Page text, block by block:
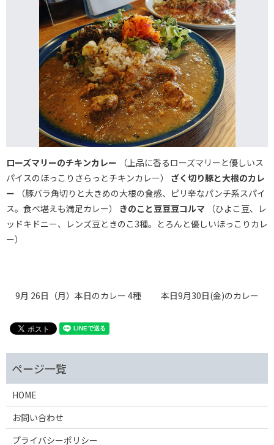
ローズマリーのチキンカレー （上品に香るローズマリーと優しいス
パイスのほっこりさらっとチキンカレー） ざく切り豚と大根のカレ
ー （豚バラ角切りと大きめの大根の食感、ピリ辛なパンチ系スパイ
ス。食べ堪えも満足カレー） きのこと豆豆豆コルマ （ひよこ豆、レ
ッドキドニー、レンズ豆ときのこ3種。とろんと優しいほっこりカレ
ー）
9月 26日（月）本日のカレー 4種 本日9月30日(金)のカレー
HOME
お問い合わせ
プライバシーポリシー